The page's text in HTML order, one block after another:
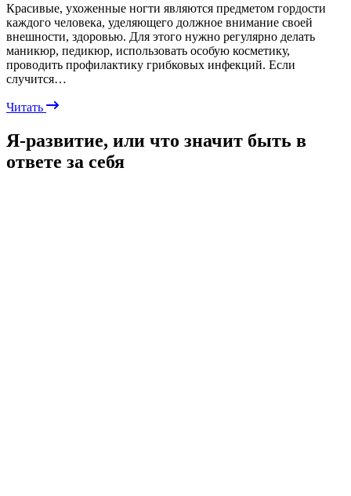
Красивые, ухоженные ногти являются предметом гордости
каждого человека, уделяющего должное внимание своей
внешности, здоровью. Для этого нужно регулярно делать
маникюр, педикюр, использовать особую косметику,
проводить профилактику грибковых инфекций. Если
случится…
Читать
Я-развитие, или что значит быть в
ответе за себя